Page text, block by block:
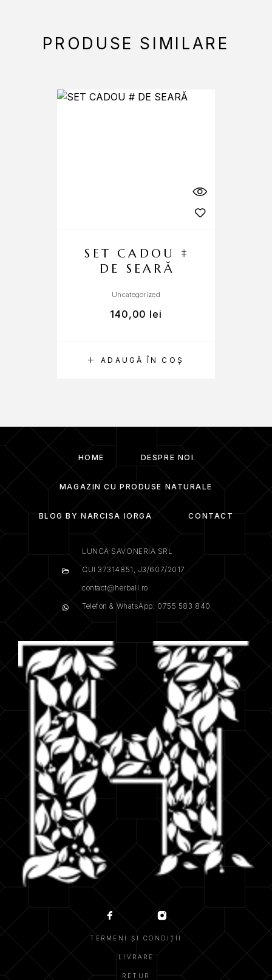
PRODUSE SIMILARE
ADAUGĂ ÎN COȘ
SET CADOU #
DE SEARĂ
Uncategorized
140,00 lei
HOME DESPRE NOI
MAGAZIN CU PRODUSE NATURALE
BLOG BY NARCISA IORGA CONTACT
LUNCA SAVONERIA SRL
CUI 37314851, J3/607/2017
contact@herball.ro
Telefon & WhatsApp: 0755 583 840
TERMENI ȘI CONDIȚII
LIVRARE
RETUR